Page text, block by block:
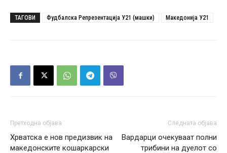
ТАГОВИ Фудбалска Репрезентација У21 (машки) Македонија У21
Претходна објава
Хрватска е нов предизвик на
македонските кошаркарски
Следната објава
Вардарци очекуваат полни
трибини на дуелот со